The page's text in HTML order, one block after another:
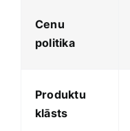
Cenu
politika
Produktu
klāsts